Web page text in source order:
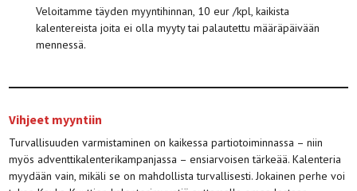
Veloitamme täyden myyntihinnan, 10 eur /kpl, kaikista
kalentereista joita ei olla myyty tai palautettu määräpäivään
mennessä.
Vihjeet myyntiin
Turvallisuuden varmistaminen on kaikessa partiotoiminnassa – niin
myös adventtikalenterikampanjassa – ensiarvoisen tärkeää. Kalenteria
myydään vain, mikäli se on mahdollista turvallisesti. Jokainen perhe voi